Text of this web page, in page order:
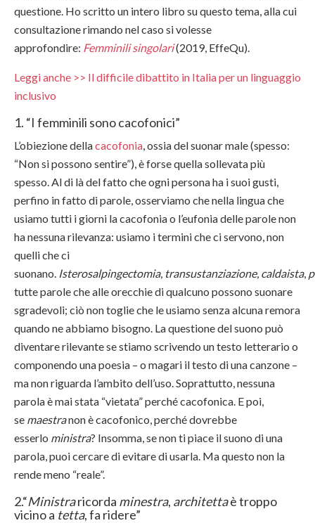
questione. Ho scritto un intero libro su questo tema, alla cui
consultazione rimando nel caso si volesse
approfondire: Femminili singolari(2019, EffeQu).
Leggi anche >> Il difficile dibattito in Italia per un linguaggio
inclusivo
1. “I femminili sono cacofonici”
L’obiezione dellacacofonia , ossia del suonar male (spesso:
“Non si possono sentire”), è forse quella sollevata più
spesso. Al di là del fatto che ogni persona ha i suoi gusti,
perfino in fatto di parole, osserviamo che nella lingua che
usiamo tutti i giorni la cacofonia o l’eufonia delle parole non
ha nessuna rilevanza: usiamo i termini che ci servono, non
quelli che ci
suonano. Isterosalpingectomia, transustanziazione, caldaista,
tutte parole che alle orecchie di qualcuno possono suonare
sgradevoli; ciò non toglie che le usiamo senza alcuna remora
quando ne abbiamo bisogno. La questione del suono può
diventare rilevante se stiamo scrivendo un testo letterario o
componendo una poesia – o magari il testo di una canzone –
ma non riguarda l’ambito dell’uso. Soprattutto, nessuna
parola è mai stata “vietata” perché cacofonica. E poi,
se maestranon è cacofonico, perché dovrebbe
esserlo ministra? Insomma, se non ti piace il suono di una
parola, puoi cercare di evitare di usarla. Ma questo non la
rende meno “reale”.
2.“Ministraricorda minestra, architettaè troppo
vicino a tetta, fa ridere”